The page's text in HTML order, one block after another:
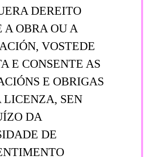
DEREITO
A OBRA OU A
VOSTEDE
E CONSENTE AS
E OBRIGAS
LICENZA, SEN
DA
DE